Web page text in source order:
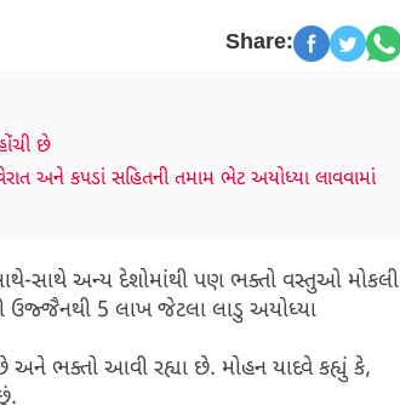
Share:
છે
અને કપડાં સહિતની તમામ ભેટ અયોધ્યા લાવવામાં
સાથે-સાથે અન્ય દેશોમાંથી પણ ભક્તો વસ્તુઓ મોકલી
ઉજ્જૈનથી 5 લાખ જેટલા લાડુ અયોધ્યા
ભક્તો આવી રહ્યા છે. મોહન યાદવે કહ્યું કે,